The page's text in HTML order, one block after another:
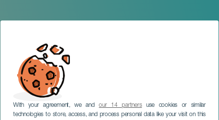
With your agreement, we andour 14 partnersuse cookies or similar
technologies to store, access, and process personal data like your visit on this